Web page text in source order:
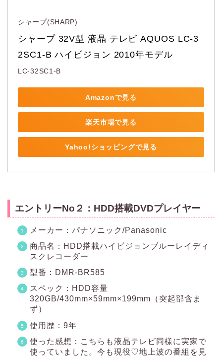
シャープ(SHARP)
シャープ 32V型 液晶 テレビ AQUOS LC-3
2SC1-B ハイビジョン 2010年モデル
LC-32SC1-B
Amazonで見る
楽天市場で見る
Yahoo!ショッピングで見る
エントリーNo２：HDD搭載DVDプレイヤー
メーカー：パナソニック/Panasonic
商品名：HDD搭載ハイビジョンブルーレイディ
スクレコーダー
型番：DMR-BR585
スペック：HDD容量
320GB/430mm×59mm×199mm（突起部含ま
ず）
使用歴：9年
使った感想：こちらも液晶テレビ同様に実家で
使っていました。今も現役♡地上波の番組を見